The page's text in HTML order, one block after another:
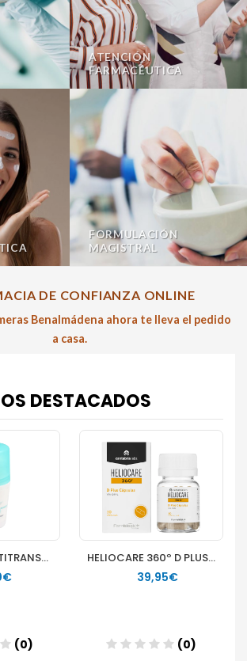
ATENCIÓN
FARMACÉUTICA
FORMULACIÓN
MAGISTRAL
DE CONFIANZA ONLINE
Benalmádena ahora te lleva el pedido
a casa.